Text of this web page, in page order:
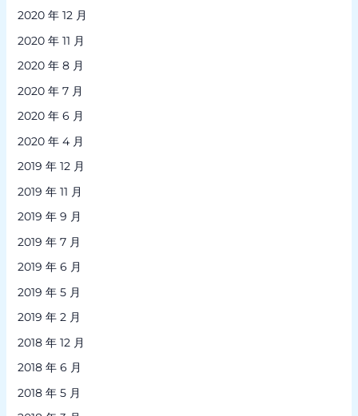
2020 年 12 月
2020 年 11 月
2020 年 8 月
2020 年 7 月
2020 年 6 月
2020 年 4 月
2019 年 12 月
2019 年 11 月
2019 年 9 月
2019 年 7 月
2019 年 6 月
2019 年 5 月
2019 年 2 月
2018 年 12 月
2018 年 6 月
2018 年 5 月